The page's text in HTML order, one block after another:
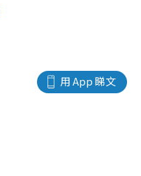
用 App 睇文